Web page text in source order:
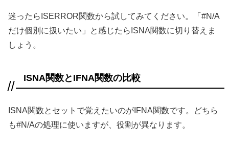
迷ったらISERROR関数から試してみてください。「#N/A
だけ個別に扱いたい」と感じたらISNA関数に切り替えま
しょう。
ISNA関数とIFNA関数の比較
ISNA関数とセットで覚えたいのがIFNA関数です。どちら
も#N/Aの処理に使いますが、役割が異なります。